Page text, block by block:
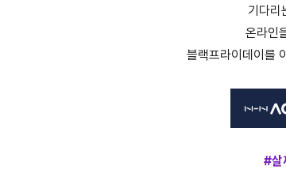
기다리
온라인
블랙프라이데이를
#살